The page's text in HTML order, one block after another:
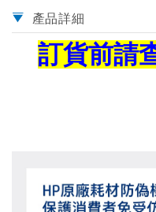
產品詳細
訂貨前請